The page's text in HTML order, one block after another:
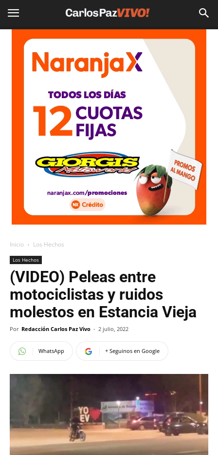
Inicio Los Hechos
Los Hechos
(VIDEO) Peleas entre
motociclistas y ruidos
molestos en Estancia Vieja
Por Redacción Carlos Paz Vivo - 2 julio, 2022
WhatsApp + Seguinos en Google